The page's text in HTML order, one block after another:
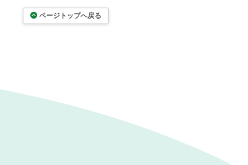
ページトップへ戻る